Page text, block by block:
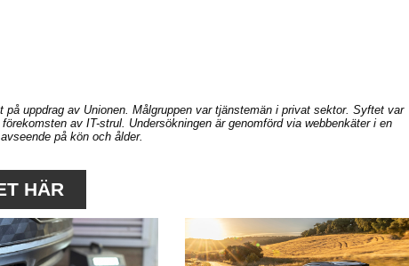
uppdrag av Unionen. Målgruppen var tjänstemän i privat sektor. Syftet var
av IT-strul. Undersökningen är genomförd via webbenkäter i en
på kön och ålder.
HÄR